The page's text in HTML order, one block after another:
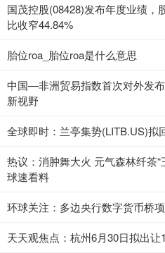
国茂控股(08428)发布年度业绩，
比收窄44.84%
胎位roa_胎位roa是什么意思
中国—非洲贸易指数首次对外发
新视野
全球即时：兰亭集势(LITB.US)拟
热议：消肿舞大火 元气森林纤茶
球速看料
环球关注：多边央行数字货币桥
天天观焦点：杭州6月30日拟出